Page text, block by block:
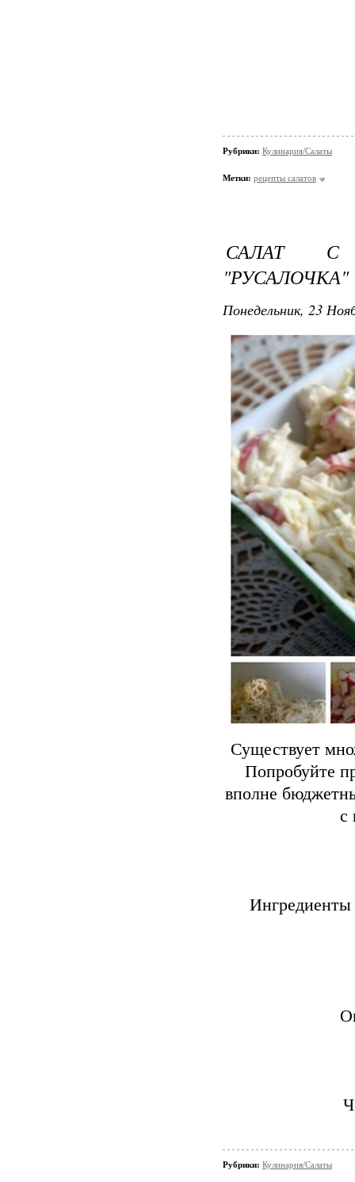
Рубрики: Кулинария/Салаты
Метки: рецепты салатов
САЛАТ С
"РУСАЛОЧКА"
Понедельник, 23
Существует
Попробуйте
вполне
с
Ингредиенты
Рубрики: Кулинария/Салаты